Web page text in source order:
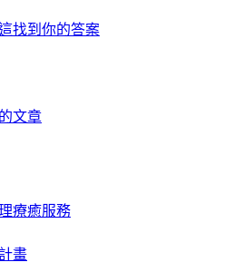
找到你的答案
文章
療癒服務
畫